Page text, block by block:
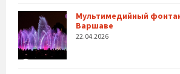
Мультимедийный
Варшаве
22.04.2026